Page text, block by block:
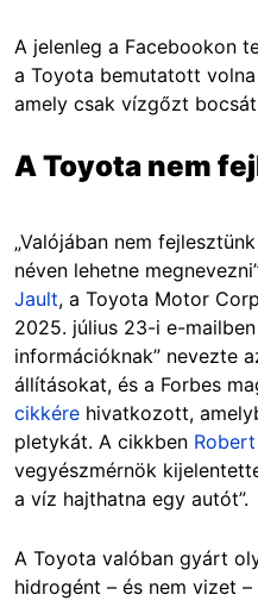
A jelenleg a Facebookon
a Toyota bemutatott
amely csak vízgőzt
A Toyota nem
„Valójában nem
néven lehetne
Jault, a Toyota Motor
2025. július 23-i e-
információknak” nevezte
állításokat, és a Forbes
cikkére hivatkozott,
pletykát. A cikkben
vegyészmérnök
a víz hajthatna egy autót”.
A Toyota valóban gyárt
hidrogént – és nem vizet